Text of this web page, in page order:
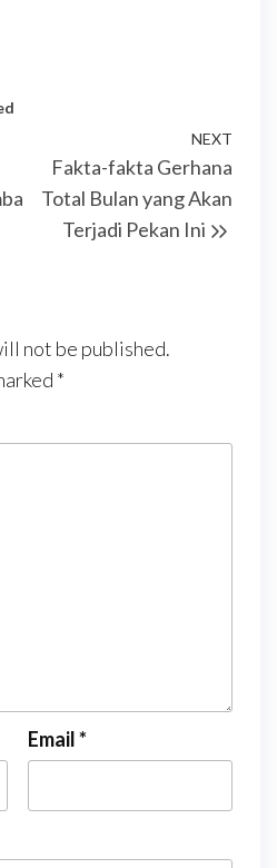
NEXT
Fakta-fakta Gerhana
Total Bulan yang Akan
Terjadi Pekan Ini
not be published.
*
Email*